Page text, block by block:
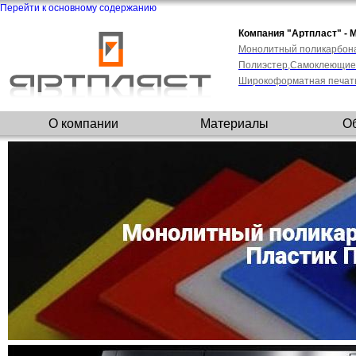
Перейти к основному содержанию
Компания "Артпласт" -
Монолитный
Полиэстер,
Широкоформатная
О компании Материалы